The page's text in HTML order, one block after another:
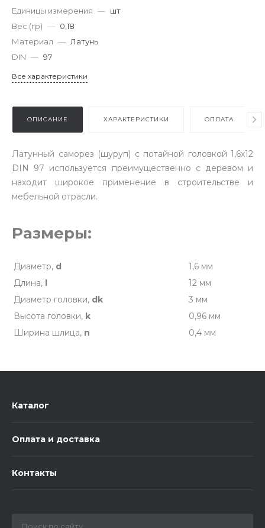
Единицы измерения — шт
Вес (гр) — 0,18
Материал — Латунь
DIN — 97
Все характеристики
ОПИСАНИЕ ХАРАКТЕРИСТИКИ ОПЛАТА
Латунный саморез (шуруп) с потайной головкой 1,6х12
DIN 97 используется преимущественно с деревом и
находит широкое применение в строительстве и
мебельной отрасли.
Размеры:
Диаметр, d
1,6 мм
Длина, l
12 мм
Диаметр головки, dk
3 мм
Высота головки, k
0,96 мм
Ширина шлица, n 0,4 мм
Каталог
Оплата и доставка
Контакты